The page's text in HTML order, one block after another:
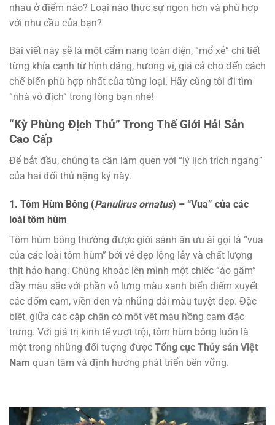
nhau ở điểm nào? Loại nào thực sự ngon hơn và phù hợp
với nhu cầu của bạn?
Bài viết này sẽ là một cẩm nang toàn diện, “mổ xẻ” chi tiết
từng khía cạnh từ hình dáng, hương vị, giá cả cho đến cách
chế biến phù hợp nhất của từng loại. Hãy cùng tôi đi tìm
“nhà vô địch” trong lòng bạn nhé!
“Kỳ Phùng Địch Thủ” Trong Thế Giới Hải Sản
Cao Cấp
Để bắt đầu, chúng ta cần làm quen với “lý lịch trích ngang”
của hai đối thủ nặng ký này.
1. Tôm Hùm Bông (Panulirus ornatus) – “Vua” của các
loài tôm hùm
Tôm hùm bông thường được giới sành ăn ưu ái gọi là “vua
của các loài tôm hùm” bởi vẻ đẹp lộng lẫy và chất lượng
thịt hảo hạng. Chúng khoác lên mình một chiếc “áo gấm”
đầy màu sắc với phần vỏ lưng màu xanh biển điểm xuyết
các đốm cam, viền đen và những dải màu tuyệt đẹp. Đặc
biệt, giữa các cặp chân có một vệt màu hồng cam đặc
trưng. Với giá trị kinh tế vượt trội, tôm hùm bông luôn là
một trong những đối tượng được Tổng cục Thủy sản Việt
Nam quan tâm và định hướng phát triển bền vững.